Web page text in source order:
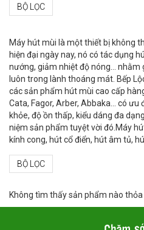
BỘ LỌC
Máy hút mùi là một thiết bị không
hiện đại ngày nay, nó có tác dụng
nướng, giảm nhiệt độ nóng… nhằm
luôn trong lành thoáng mát. Bếp
các sản phẩm hút mùi cao cấp
Cata, Fagor, Arber, Abbaka… có
khỏe, độ ồn thấp, kiểu dáng đa
niệm sản phẩm tuyệt vời đó.Máy
kính cong, hút cổ điển, hút âm tủ,
BỘ LỌC
Không tìm thấy sản phẩm nào